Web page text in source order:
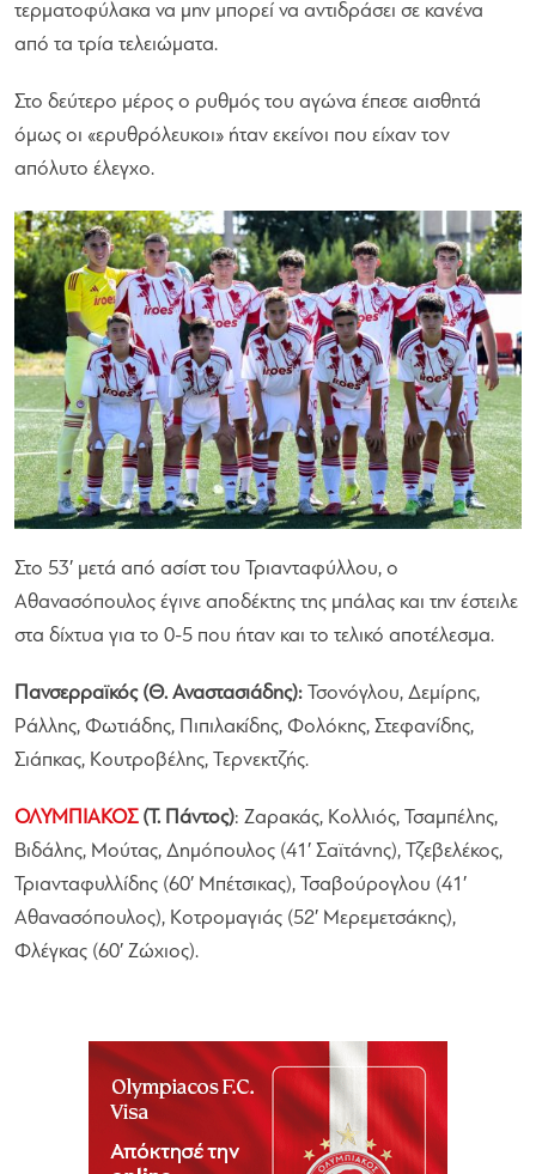
τερματοφύλακα να μην μπορεί να αντιδράσει σε κανένα
από τα τρία τελειώματα.
Στο δεύτερο μέρος ο ρυθμός του αγώνα έπεσε αισθητά
όμως οι «ερυθρόλευκοι» ήταν εκείνοι που είχαν τον
απόλυτο έλεγχο.
Στο 53′ μετά από ασίστ του Τριανταφύλλου, ο
Αθανασόπουλος έγινε αποδέκτης της μπάλας και την έστειλε
στα δίχτυα για το 0-5 που ήταν και το τελικό αποτέλεσμα.
Πανσερραϊκός (Θ. Αναστασιάδης): Τσονόγλου, Δεμίρης,
Ράλλης, Φωτιάδης, Πιπιλακίδης, Φολόκης, Στεφανίδης,
Σιάπκας, Κουτροβέλης, Τερνεκτζής.
ΟΛΥΜΠΙΑΚΟΣ (Τ. Πάντος): Ζαρακάς, Κολλιός, Τσαμπέλης,
Βιδάλης, Μούτας, Δημόπουλος (41′ Σαϊτάνης), Τζεβελέκος,
Τριανταφυλλίδης (60′ Μπέτσικας), Τσαβούρογλου (41′
Αθανασόπουλος), Κοτρομαγιάς (52′ Μερεμετσάκης),
Φλέγκας (60′ Ζώχιος).